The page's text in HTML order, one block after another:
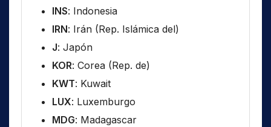
INS: Indonesia
IRN: Irán (Rep. Islámica del)
J: Japón
KOR: Corea (Rep. de)
KWT: Kuwait
LUX: Luxemburgo
MDG: Madagascar